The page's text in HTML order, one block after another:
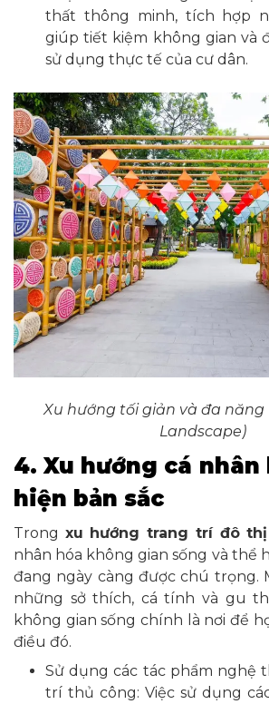
thất thông minh, tích hợp
giúp tiết kiệm không gian và
sử dụng thực tế của cư dân.
Xu hướng tối giản và đa năng
Landscape)
4. Xu hướng cá nhân
hiện bản sắc
Trong xu hướng trang trí đô thị
nhân hóa không gian sống và thể
đang ngày càng được chú trọng.
những sở thích, cá tính và gu
không gian sống chính là nơi để
điều đó.
Sử dụng các tác phẩm nghệ
trí thủ công: Việc sử dụng